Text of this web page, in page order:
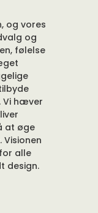
og vores
og
følelse
Vi hæver
at øge
alle
design.